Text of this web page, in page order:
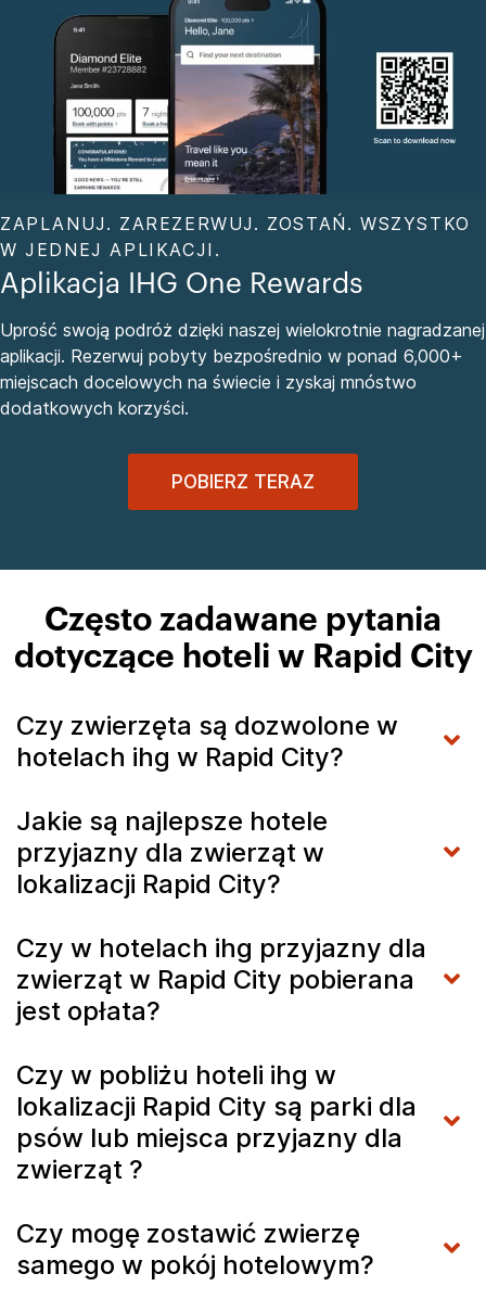
ZAPLANUJ. ZAREZERWUJ. ZOSTAŃ. WSZYSTKO
W JEDNEJ APLIKACJI.
Aplikacja IHG One Rewards
Uprość swoją podróż dzięki naszej wielokrotnie nagradzanej
aplikacji. Rezerwuj pobyty bezpośrednio w ponad 6,000+
miejscach docelowych na świecie i zyskaj mnóstwo
dodatkowych korzyści.
POBIERZ TERAZ
Często zadawane pytania
dotyczące hoteli w Rapid City
Czy zwierzęta są dozwolone w
hotelach ihg w Rapid City?
Jakie są najlepsze hotele
przyjazny dla zwierząt w
lokalizacji Rapid City?
Czy w hotelach ihg przyjazny dla
zwierząt w Rapid City pobierana
jest opłata?
Czy w pobliżu hoteli ihg w
lokalizacji Rapid City są parki dla
psów lub miejsca przyjazny dla
zwierząt ?
Czy mogę zostawić zwierzę
samego w pokój hotelowym?